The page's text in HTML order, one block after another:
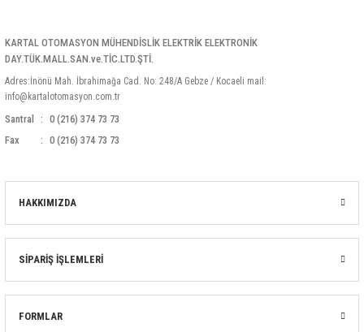
KARTAL OTOMASYON MÜHENDİSLİK ELEKTRİK ELEKTRONİK
DAY.TÜK.MALL.SAN.ve.TİC.LTD.ŞTİ.
Adres:İnönü Mah. İbrahimağa Cad. No: 248/A Gebze / Kocaeli mail:
info@kartalotomasyon.com.tr
Santral
0 (216) 374 73 73
Fax
0 (216) 374 73 73
HAKKIMIZDA
SİPARİŞ İŞLEMLERİ
FORMLAR